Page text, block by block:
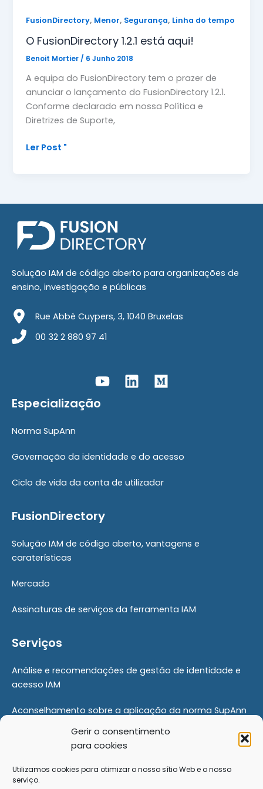
Gerir o consentimento
para cookies
Utilizamos cookies para otimizar o nosso sítio Web e o nosso
serviço.
FusionDirectory, Menor, Segurança, Linha do tempo
O FusionDirectory 1.2.1 está aqui!
Benoit Mortier / 6 Junho 2018
A equipa do FusionDirectory tem o prazer de
anunciar o lançamento do FusionDirectory 1.2.1.
Conforme declarado em nossa Política e
Diretrizes de Suporte,
O
aqui!
Ler Post "
Solução IAM de código aberto para organizações de
ensino, investigação e públicas
Rue Abbè Cuypers, 3, 1040 Bruxelas
00 32 2 880 97 41
Especialização
Norma SupAnn
Governação da identidade e do acesso
Ciclo de vida da conta de utilizador
FusionDirectory
Solução IAM de código aberto, vantagens e
caraterísticas
Mercado
Assinaturas de serviços da ferramenta IAM
Serviços
Análise e recomendações de gestão de identidade e
acesso IAM
Aconselhamento sobre a aplicação da norma SupAnn
Prova de conceito